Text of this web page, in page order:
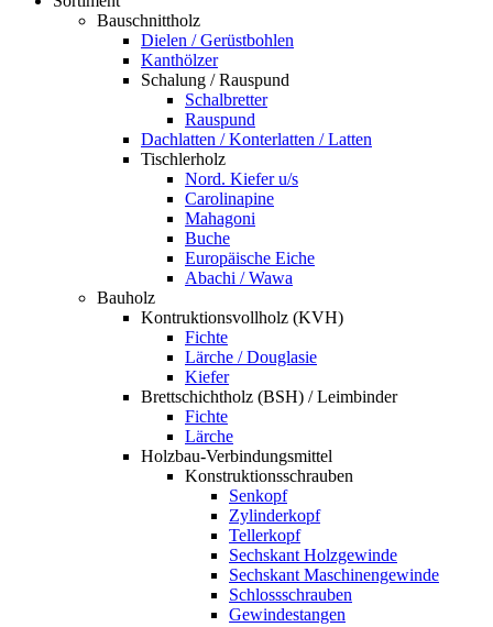
Bauschnittholz
Dielen / Gerüstbohlen
Kanthölzer
Schalung / Rauspund
Schalbretter
Rauspund
Dachlatten / Konterlatten / Latten
Tischlerholz
Nord. Kiefer u/s
Carolinapine
Mahagoni
Buche
Europäische Eiche
Abachi / Wawa
Bauholz
Kontruktionsvollholz (KVH)
Fichte
Lärche / Douglasie
Kiefer
Brettschichtholz (BSH) / Leimbinder
Fichte
Lärche
Holzbau-Verbindungsmittel
Konstruktionsschrauben
Senkopf
Zylinderkopf
Tellerkopf
Sechskant Holzgewinde
Sechskant Maschinengewinde
Schlossschrauben
Gewindestangen